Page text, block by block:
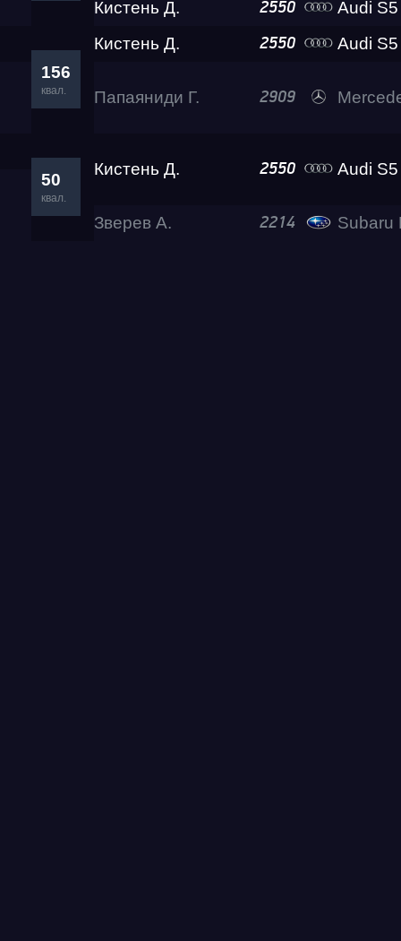
Кистень Д. 2550 Audi
156
квал.
Кистень Д. 2550 Audi
Папаяниди Г. 2909 Mercedes-Benz
50
квал.
Кистень Д. 2550 Audi
Зверев А. 2214 Subaru